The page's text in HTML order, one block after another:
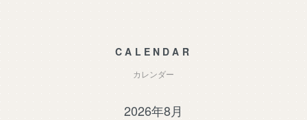
CALENDAR
カレンダー
2026年8月